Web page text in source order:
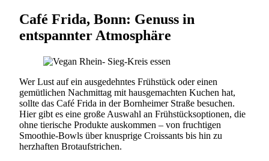
Café Frida, Bonn: Genuss in
entspannter Atmosphäre
Wer Lust auf ein ausgedehntes Frühstück oder einen
gemütlichen Nachmittag mit hausgemachten Kuchen hat,
sollte das Café Frida in der Bornheimer Straße besuchen.
Hier gibt es eine große Auswahl an Frühstücksoptionen, die
ohne tierische Produkte auskommen – von fruchtigen
Smoothie-Bowls über knusprige Croissants bis hin zu
herzhaften Brotaufstrichen.